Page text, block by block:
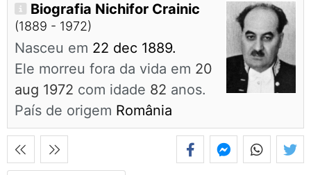
Biografia Nichifor Crainic
(1889 - 1972)
Nasceu em 22 dec 1889.
Ele morreu fora da vida em 20
aug 1972 com idade 82 anos.
País de origem România